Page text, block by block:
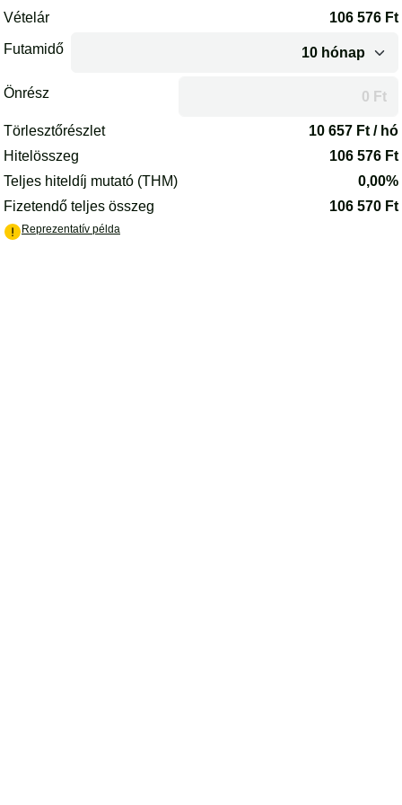
Az oldal betöltődött.
Vételár 106 576 Ft
Futamidő
Önrész
A futamidő vagy az önrész módosítása után az oldal
Törlesztőrészlet 10 657 Ft / hó
Hitelösszeg
106 576 Ft
Teljes hiteldíj mutató (THM)
0,00%
Fizetendő teljes összeg
106 570 Ft
Reprezentatív példa